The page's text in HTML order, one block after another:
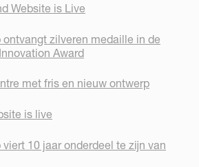
Website is Live
ontvangt zilveren medaille in de
Award
met fris en nieuw ontwerp
is live
10 jaar onderdeel te zijn van